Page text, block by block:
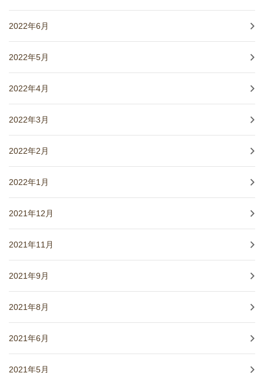
2022年6月
2022年5月
2022年4月
2022年3月
2022年2月
2022年1月
2021年12月
2021年11月
2021年9月
2021年8月
2021年6月
2021年5月